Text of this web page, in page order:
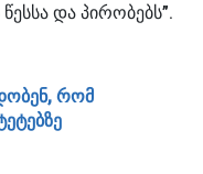
და პირობებს”.
რომ